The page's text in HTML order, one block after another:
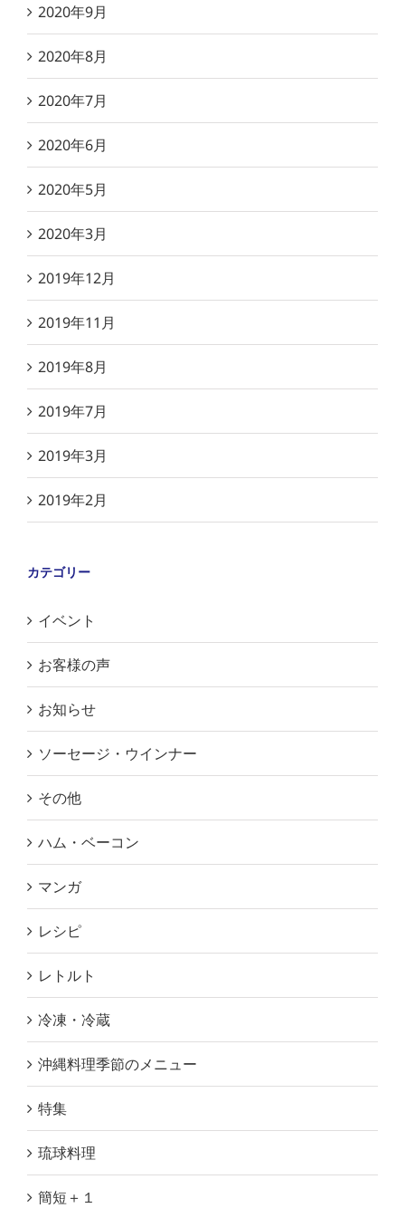
2020年9月
2020年8月
2020年7月
2020年6月
2020年5月
2020年3月
2019年12月
2019年11月
2019年8月
2019年7月
2019年3月
2019年2月
カテゴリー
イベント
お客様の声
お知らせ
ソーセージ・ウインナー
その他
ハム・ベーコン
マンガ
レシピ
レトルト
冷凍・冷蔵
沖縄料理季節のメニュー
特集
琉球料理
簡短＋１